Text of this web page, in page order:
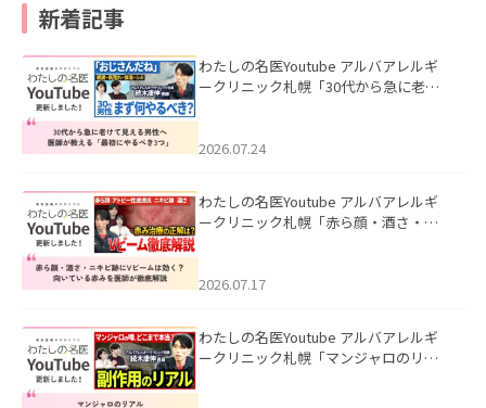
新着記事
わたしの名医Youtube アルバアレルギ
ークリニック札幌「30代から急に老け
た。
2026.07.24
わたしの名医Youtube アルバアレルギ
ークリニック札幌「赤ら顔・酒さ・ニ
した。
2026.07.17
わたしの名医Youtube アルバアレルギ
ークリニック札幌「マンジャロのリア